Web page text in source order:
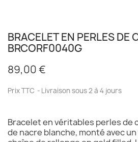
BRACELET EN PERLES DE
BRCORF0040G
89,00 €
Prix TTC Livraison sous 2 à 4 jours
Bracelet en véritables perles de
de nacre blanche, monté avec